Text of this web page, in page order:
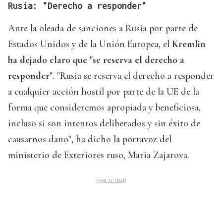
Rusia: "Derecho a responder"
Ante la oleada de sanciones a Rusia por parte de
Estados Unidos y de la Unión Europea, el Kremlin
ha dejado claro que "se reserva el derecho a
responder". "Rusia se reserva el derecho a responder
a cualquier acción hostil por parte de la UE de la
forma que consideremos apropiada y beneficiosa,
incluso si son intentos deliberados y sin éxito de
causarnos daño", ha dicho la portavoz del
ministerio de Exteriores ruso, Maria Zajarova.